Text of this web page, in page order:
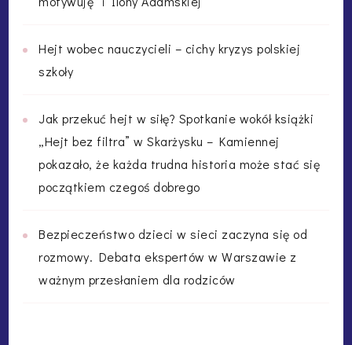
Hejt wobec nauczycieli – cichy kryzys polskiej
szkoły
Jak przekuć hejt w siłę? Spotkanie wokół książki
„Hejt bez filtra” w Skarżysku – Kamiennej
pokazało, że każda trudna historia może stać się
początkiem czegoś dobrego
Bezpieczeństwo dzieci w sieci zaczyna się od
rozmowy. Debata ekspertów w Warszawie z
ważnym przesłaniem dla rodziców